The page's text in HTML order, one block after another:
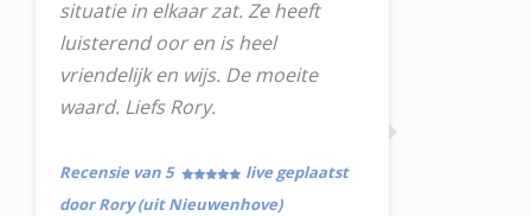
situatie in elkaar zat. Ze heeft
luisterend oor en is heel
vriendelijk en wijs. De moeite
waard. Liefs Rory.
Recensie van 5
live geplaatst
door Rory (uit Nieuwenhove)